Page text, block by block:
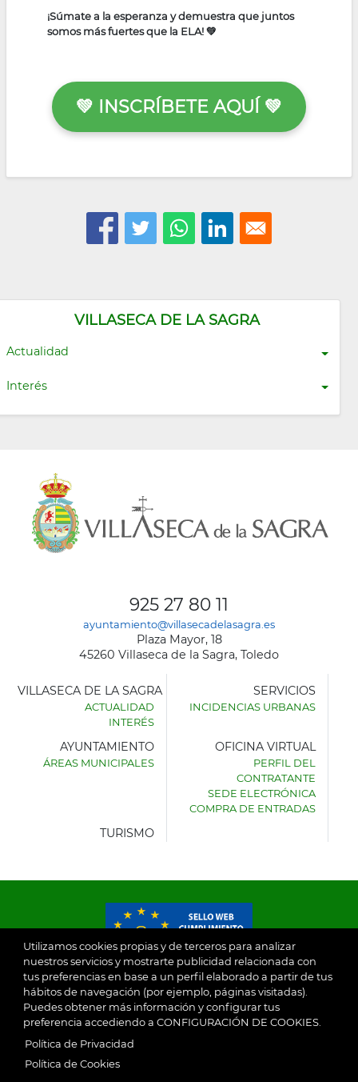
VILLASECA DE LA SAGRA
Actualidad
Interés
¡Súmate a la esperanza y demuestra que juntos
somos más fuertes que la ELA! 💚
💚 INSCRÍBETE AQUÍ 💚
Utilizamos cookies propias y de terceros para analizar
nuestros servicios y mostrarte publicidad relacionada con
tus preferencias en base a un perfil elaborado a partir de tus
hábitos de navegación (por ejemplo, páginas visitadas).
Puedes obtener más información y configurar tus
preferencia accediendo a CONFIGURACIÓN DE COOKIES.
Política de Privacidad
Política de Cookies
925 27 80 11
ayuntamiento@villasecadelasagra.es
Plaza Mayor, 18
45260 Villaseca de la Sagra, Toledo
AYUNTAMIENTO
VILLASECA DE LA SAGRA
ACTUALIDAD
INTERÉS
SERVICIOS
INCIDENCIAS URBANAS
AYUNTAMIENTO
ÁREAS MUNICIPALES
OFICINA VIRTUAL
PERFIL DEL
CONTRATANTE
SEDE ELECTRÓNICA
COMPRA DE ENTRADAS
TURISMO
© 2026
Ayuntamiento de Villaseca de la Sagra Aviso Legal